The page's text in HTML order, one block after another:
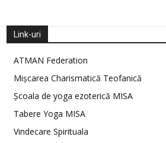
Link-uri
ATMAN Federation
Mișcarea Charismatică Teofanică
Școala de yoga ezoterică MISA
Tabere Yoga MISA
Vindecare Spirituala